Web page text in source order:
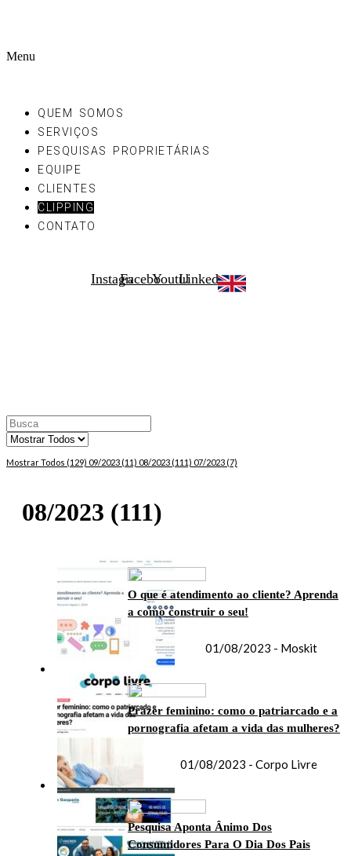
Menu
QUEM SOMOS
SERVIÇOS
PESQUISAS PROPRIETÁRIAS
EQUIPE
CLIENTES
CLIPPING
CONTATO
InstagramFacebookYoutubeLinkedin
Mostrar Todos (129) 09/2023 (11) 08/2023 (111) 07/2023 (7)
08/2023 (111)
O que é atendimento ao cliente? Aprenda
a como construir o seu!
01/08/2023 - Moskit
Prazer feminino: como o patriarcado e a
pornografia afetam a vida das mulheres?
01/08/2023 - Corpo Livre
Pesquisa Aponta Ânimo Dos
Consumidores Para O Dia Dos Pais